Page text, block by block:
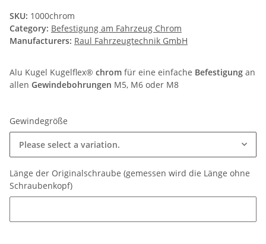
SKU: 1000chrom
Category: Befestigung am Fahrzeug Chrom
Manufacturers: Raul Fahrzeugtechnik GmbH
Alu Kugel Kugelflex® chrom für eine einfache Befestigung an
allen Gewindebohrungen M5, M6 oder M8
Gewindegröße
Please select a variation.
Länge der Originalschraube (gemessen wird die Länge ohne
Schraubenkopf)